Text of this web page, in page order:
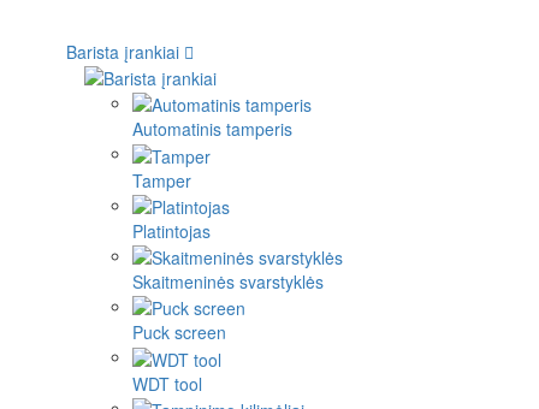
Barista įrankiai
Automatinis tamperis
Tamper
Platintojas
Skaitmeninės svarstyklės
Puck screen
WDT tool